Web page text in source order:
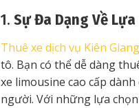
1. Sự Đa Dạng Về Lựa
Thuê xe dịch vụ Kiên Giang
tô. Bạn có thể dễ dàng
xe limousine cao cấp
người. Với những lựa